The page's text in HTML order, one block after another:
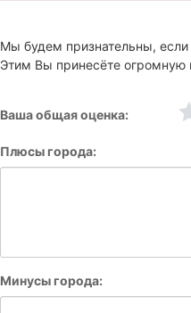
Мы будем признательны,
Этим Вы принесёте огромную
Ваша общая оценка:
Плюсы города:
Минусы города: